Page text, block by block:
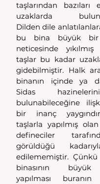
taşlarından
uzaklarda
Dilden dile
bu bina büyük bir
neticesinde
taşlar bu kadar
gidebilmiştir. Halk
binanın içinde ya
Sidas
bulunabileceğine
bir inanç
taşlarla yapılmış
defineciler
görüldüğü
edilememiştir.
binasının
yapılması buranın